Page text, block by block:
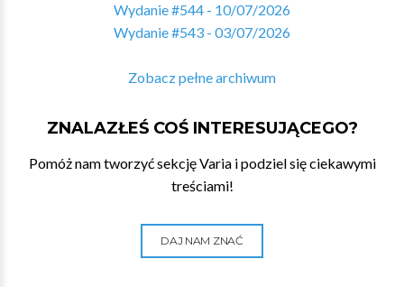
Wydanie #544 - 10/07/2026
Wydanie #543 - 03/07/2026
Zobacz pełne archiwum
ZNALAZŁEŚ COŚ INTERESUJĄCEGO?
Pomóż nam tworzyć sekcję Varia i podziel się ciekawymi
treściami!
DAJ NAM ZNAĆ